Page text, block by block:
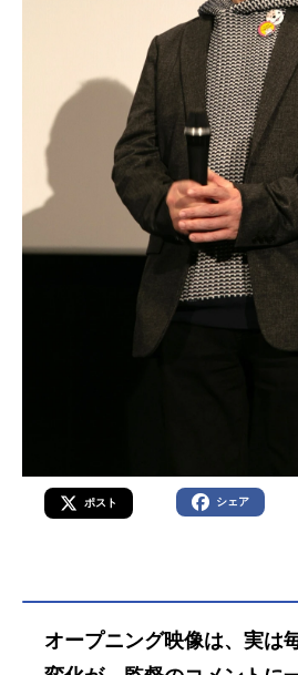
ポスト シェア
オープニング映像は、実は